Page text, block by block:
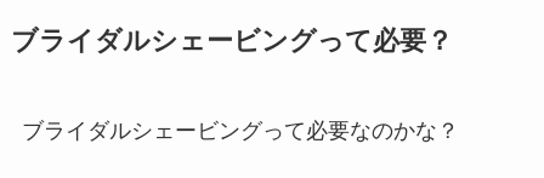
ブライダルシェービングって必要？
ブライダルシェービングって必要なのかな？